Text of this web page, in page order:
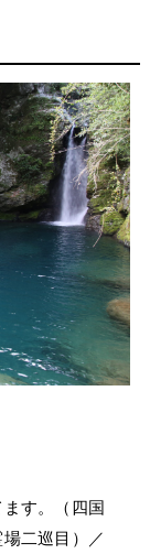
す。（四国
二巡目）／